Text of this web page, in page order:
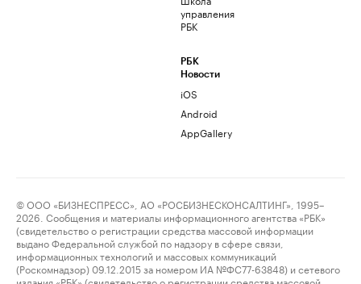
управления
РБК
РБК
Новости
iOS
Android
AppGallery
© ООО «БИЗНЕСПРЕСС», АО «РОСБИЗНЕСКОНСАЛТИНГ», 1995–
2026. Сообщения и материалы информационного агентства «РБК»
(свидетельство о регистрации средства массовой информации
выдано Федеральной службой по надзору в сфере связи,
информационных технологий и массовых коммуникаций
(Роскомнадзор) 09.12.2015 за номером ИА №ФС77-63848) и сетевого